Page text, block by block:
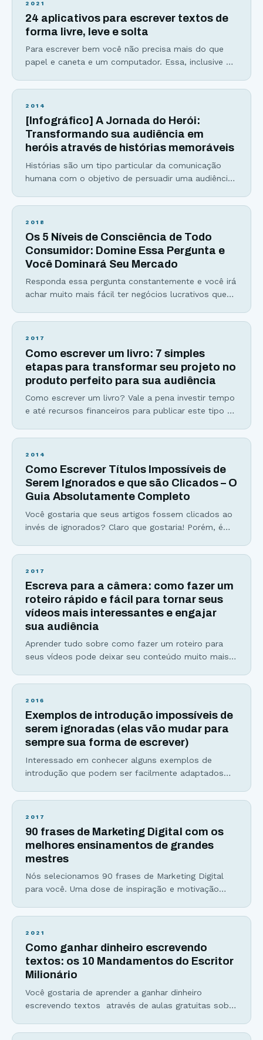
título? Antes
2021
24 aplicativos para escrever textos de
forma livre, leve e solta
Para escrever bem você não precisa mais do que
papel e caneta e um computador. Essa, inclusive é
uma arte acessível e que possibilita grande
fluidez do texto com a
2014
[Infográfico] A Jornada do Herói:
Transformando sua audiência em
heróis através de histórias memoráveis
Histórias são um tipo particular da comunicação
humana com o objetivo de persuadir uma audiência
famoso de história é a Jornada do Herói. Joseph
já provou sua importância muitas vezes explicando
2018
Os 5 Níveis de Consciência de Todo
Consumidor: Domine Essa Pergunta e
Você Dominará Seu Mercado
Responda essa pergunta constantemente e você irá
achar muito mais fácil ter negócios lucrativos que
7 cabeças”. Se você algum dia já se viu perdido no
concretos… A resposta que você irá tirar dessa
poderosa pergunta
2017
Como escrever um livro: 7 simples
etapas para transformar seu projeto no
produto perfeito para sua audiência
Como escrever um livro? Vale a pena investir tempo
e até recursos financeiros para publicar este tipo de
já estive do outro lado da tela, me perguntando
Após indicar produtos
2014
Como Escrever Títulos Impossíveis de
Serem Ignorados e que são Clicados – O
Guia Absolutamente Completo
Você gostaria que seus artigos fossem clicados ao
invés de ignorados? Claro que gostaria! Porém, é
necessário para escrever o título perfeito para seu
títulos impossíveis de serem ignorados e clicados.
2017
Escreva para a câmera: como fazer um
roteiro rápido e fácil para tornar seus
vídeos mais interessantes e engajar
sua audiência
Aprender tudo sobre como fazer um roteiro para
seus vídeos pode deixar seu conteúdo muito mais
produtividade. Ainda está em dúvida se vale a pena,
prepare para ser convencido(a), de uma vez por
2016
Exemplos de introdução impossíveis de
serem ignoradas (elas vão mudar para
sempre sua forma de escrever)
Interessado em conhecer alguns exemplos de
introdução que podem ser facilmente adaptados
sim, é porque já está convencido do poder de uma
pode ser que você esteja perdendo muitos leitores
pelo
2017
90 frases de Marketing Digital com os
melhores ensinamentos de grandes
mestres
Nós selecionamos 90 frases de Marketing Digital
para você. Uma dose de inspiração e motivação
usando o Marketing Digital como importante
marca poderosa. São 90 frases de Marketing Digital
contendo ensinamentos dos
2021
Como ganhar dinheiro escrevendo
textos: os 10 Mandamentos do Escritor
Milionário
Você gostaria de aprender a ganhar dinheiro
escrevendo textos através de aulas gratuitas sobre
sobre como viver da escrita estará a sua disposição